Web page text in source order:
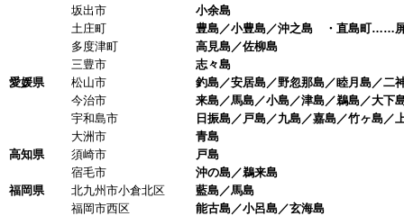
坂出市
小余島
土庄町
豊島／小豊島／沖之島 ・直島町……
多度津町
高見島／佐柳島
三豊市
志々島
愛媛県
松山市
釣島／安居島／野忽那島／睦月島／二
今治市
来島／馬島／小島／津島／鵜島／大下
宇和島市
日振島／戸島／九島／嘉島／竹ヶ島／
大洲市
青島
高知県
須崎市
戸島
宿毛市
沖の島／鵜来島
福岡県
北九州市小倉北区
藍島／馬島
福岡市西区
能古島／小呂島／玄海島